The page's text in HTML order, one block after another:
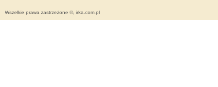
Wszelkie prawa zastrzeżone ©, irka.com.pl